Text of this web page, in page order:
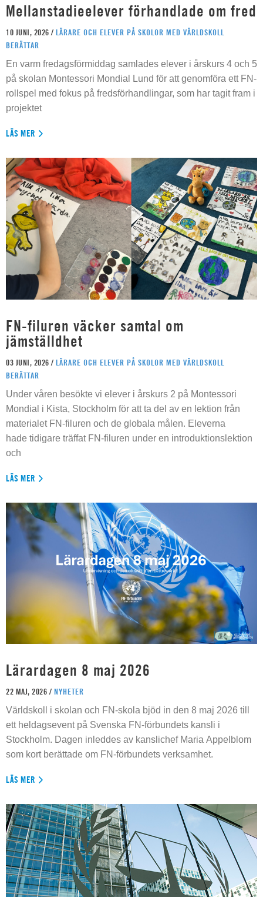
Mellanstadieelever förhandlade om fred
10 JUNI, 2026 / LÄRARE OCH ELEVER PÅ SKOLOR MED VÄRLDSKOLL
BERÄTTAR
En varm fredagsförmiddag samlades elever i årskurs 4 och 5
på skolan Montessori Mondial Lund för att genomföra ett FN-
rollspel med fokus på fredsförhandlingar, som har tagit fram i
projektet
LÄS MER
FN-filuren väcker samtal om
jämställdhet
03 JUNI, 2026 / LÄRARE OCH ELEVER PÅ SKOLOR MED VÄRLDSKOLL
BERÄTTAR
Under våren besökte vi elever i årskurs 2 på Montessori
Mondial i Kista, Stockholm för att ta del av en lektion från
materialet FN-filuren och de globala målen. Eleverna
hade tidigare träffat FN-filuren under en introduktionslektion
och
LÄS MER
Lärardagen 8 maj 2026
22 MAJ, 2026 / NYHETER
Världskoll i skolan och FN-skola bjöd in den 8 maj 2026 till
ett heldagsevent på Svenska FN-förbundets kansli i
Stockholm. Dagen inleddes av kanslichef Maria Appelblom
som kort berättade om FN-förbundets verksamhet.
LÄS MER